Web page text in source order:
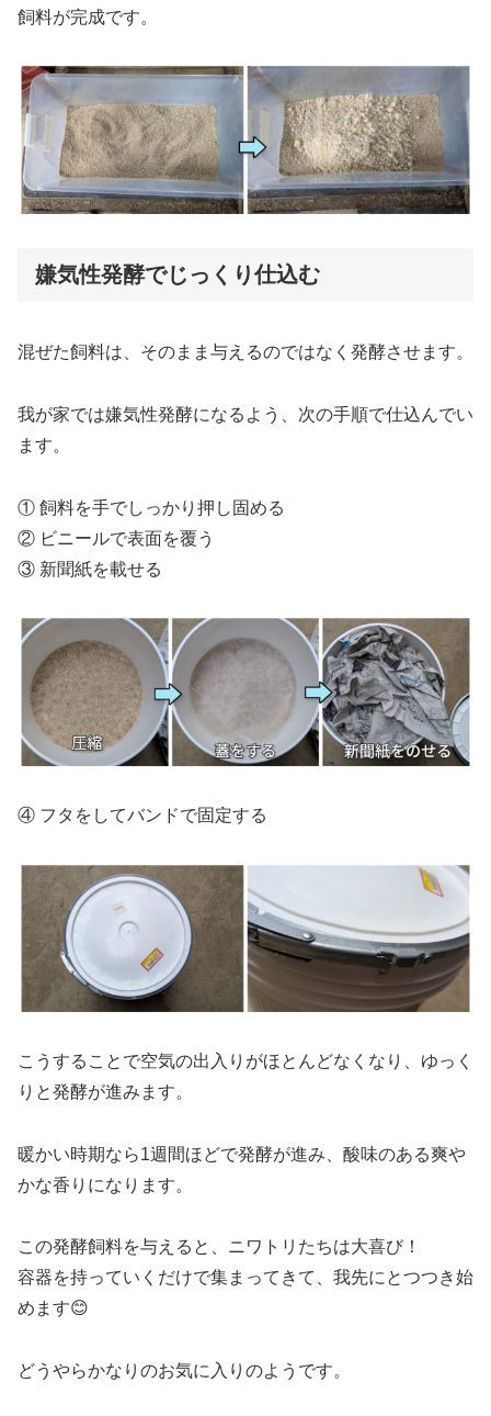
飼料が完成です。
嫌気性発酵でじっくり仕込む
混ぜた飼料は、そのまま与えるのではなく発酵させます。
我が家では嫌気性発酵になるよう、次の手順で仕込んでい
ます。
① 飼料を手でしっかり押し固める
② ビニールで表面を覆う
③ 新聞紙を載せる
④ フタをしてバンドで固定する
こうすることで空気の出入りがほとんどなくなり、ゆっく
りと発酵が進みます。
暖かい時期なら1週間ほどで発酵が進み、酸味のある爽や
かな香りになります。
この発酵飼料を与えると、ニワトリたちは大喜び！
容器を持っていくだけで集まってきて、我先にとつつき始
めます😊
どうやらかなりのお気に入りのようです。